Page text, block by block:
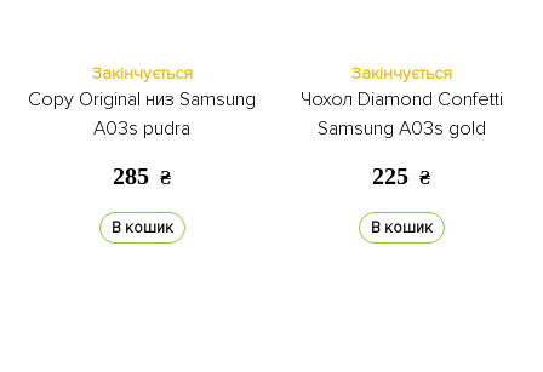
Закінчується
Copy Original низ Samsung
A03s pudra
285 ₴
В кошик
Закінчується
Чохол Diamond Confetti
Samsung A03s gold
225 ₴
В кошик